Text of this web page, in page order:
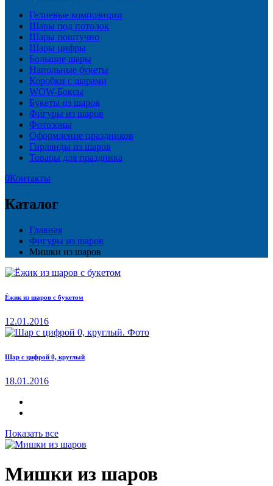
Гелиевые композиции
Шары под потолок
Шары поштучно
Шары цифры
Большие шары
Напольные букеты
Коробки с шарами
WOW-Боксы
Букеты из шаров
Фигуры из шаров
Фотозоны
Оформление праздников
Гирлянды из шаров
Товары для праздника
0Контакты
Каталог
Главная
Фигуры из шаров
Мишки из шаров
Ёжик из шаров с букетом
12.01.2016
Шар с цифрой 0, круглый
18.01.2016
Показать все
Мишки из шаров